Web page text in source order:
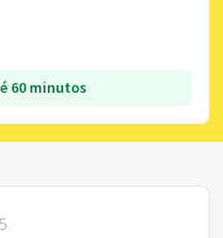
60 minutos
5